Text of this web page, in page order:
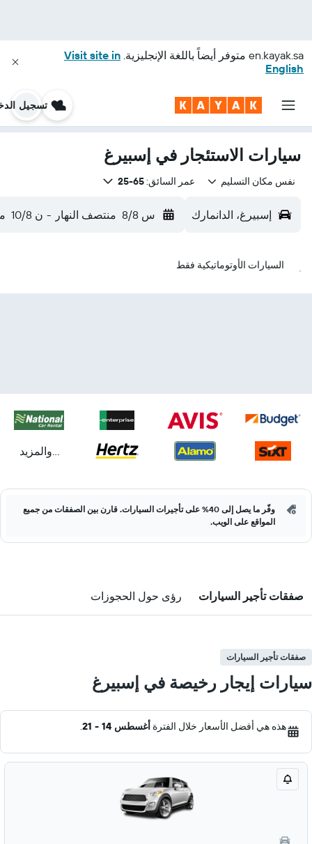
en.kayak.sa متوفر أيضاً باللغة الإنجليزية. Visit site in
English
تسجيل
سيارات الاستئجار في إسبيرغ
نفس مكان التسليم عمر السائق:65-25
إسبيرغ، الدانمارك س 8/8 منتصف النهار - ن 10/8
السيارات الأوتوماتيكية فقط
...والمزيد
وفّر ما يصل إلى 40% على تأجيرات السيارات. قارن بين الصفقات من جميع
المواقع على الويب.
صفقات تأجير السيارات رؤى حول الحجوزات
صفقات تأجير السيارات
سيارات إيجار رخيصة في إسبيرغ
هذه هي أفضل الأسعار خلال الفترة أغسطس 14 - 21 .